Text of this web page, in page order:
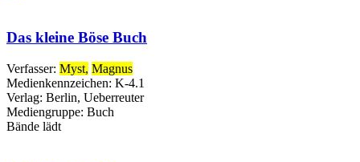
Das kleine Böse Buch
Verfasser: Myst, Magnus
Medienkennzeichen: K-4.1
Verlag: Berlin, Ueberreuter
Mediengruppe: Buch
Bände lädt